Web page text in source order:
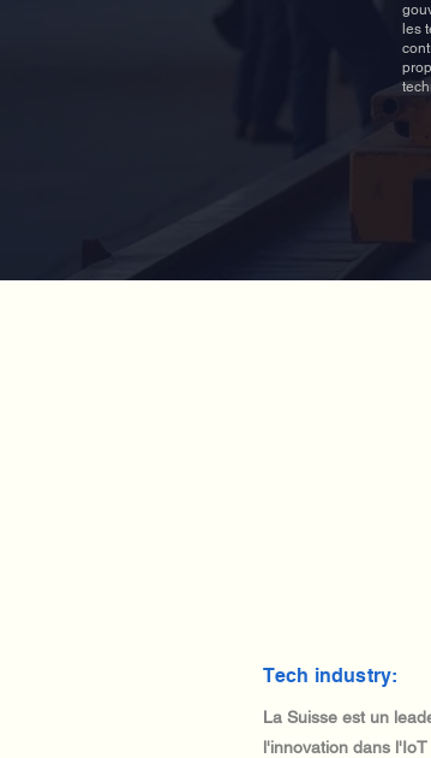
les
Tech industry:
La Suisse est un
l'innovation dans